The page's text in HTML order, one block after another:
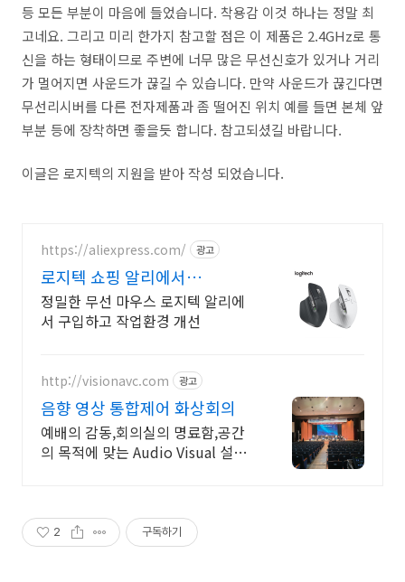
등 모든 부분이 마음에 들었습니다. 착용감 이것 하나는 정말 최
고네요. 그리고 미리 한가지 참고할 점은 이 제품은 2.4GHz로 통
신을 하는 형태이므로 주변에 너무 많은 무선신호가 있거나 거리
가 멀어지면 사운드가 끊길 수 있습니다. 만약 사운드가 끊긴다면
무선리시버를 다른 전자제품과 좀 떨어진 위치 예를 들면 본체 앞
부분 등에 장착하면 좋을듯 합니다. 참고되셨길 바랍니다.
이글은 로지텍의 지원을 받아 작성 되었습니다.
https://aliexpress.com/ 광고
로지텍 쇼핑 알리에서
Logitech, 알리 득템
정밀한 무선 마우스 로지텍 알리에
서 구입하고 작업환경 개선
http://visionavc.com 광고
음향 영상 통합제어 화상회의
예배의 감동,회의실의 명료함,공간
의 목적에 맞는 Audio Visual 설계.
2 구독하기